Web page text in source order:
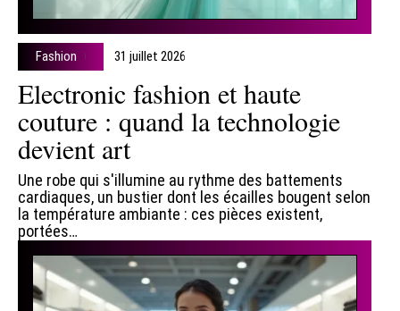
Fashion 31 juillet 2026
Electronic fashion et haute
couture : quand la technologie
devient art
Une robe qui s'illumine au rythme des battements
cardiaques, un bustier dont les écailles bougent selon
la température ambiante : ces pièces existent,
portées…